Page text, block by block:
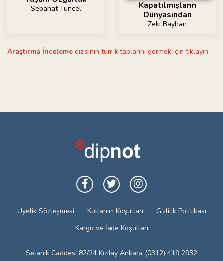
Sebahat Tuncel
Kapatılmışların
Dünyasından
Zeki Bayhan
Araştırma İnceleme dizisinin tüm kitaplarını görmek için tıklayın
Üyelik Sözleşmesi Kullanım Koşulları
Gizlilik Politikası
Kargo ve İade Koşulları
Selanik Caddesi 82/24 Kızılay Ankara (0312) 419 2932